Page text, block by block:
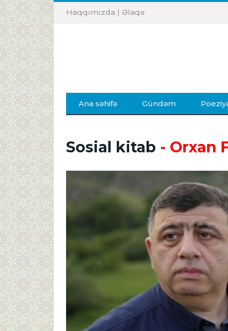
Haqqımızda | Əlaqə
Ana səhifə Gündəm
Sosial kitab - Orxan